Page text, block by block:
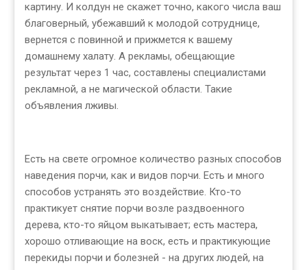
картину. И колдун не скажет точно, какого числа ваш
благоверный, убежавший к молодой сотруднице,
вернется с повинной и прижмется к вашему
домашнему халату. А рекламы, обещающие
результат через 1 час, составлены специалистами
рекламной, а не магической области. Такие
объявления лживы.
Есть на свете огромное количество разных способов
наведения порчи, как и видов порчи. Есть и много
способов устранять это воздействие. Кто-то
практикует снятие порчи возле раздвоенного
дерева, кто-то яйцом выкатывает; есть мастера,
хорошо отливающие на воск, есть и практикующие
перекиды порчи и болезней - на других людей, на